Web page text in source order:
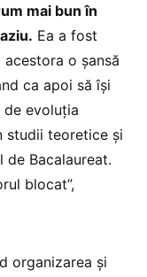
mai bun în
Ea a fost
o șansă
ca apoi să își
evoluția
studii teoretice și
de Bacalaureat.
blocat”,
organizarea și